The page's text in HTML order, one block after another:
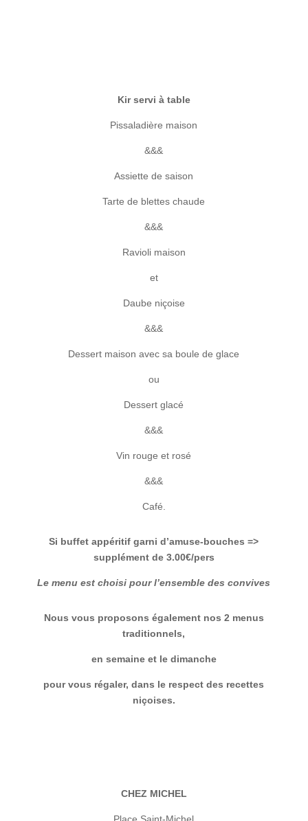
Kir servi à table
Pissaladière maison
&&&
Assiette de saison
Tarte de blettes chaude
&&&
Ravioli maison
et
Daube niçoise
&&&
Dessert maison avec sa boule de glace
ou
Dessert glacé
&&&
Vin rouge et rosé
&&&
Café.
Si buffet appéritif garni d’amuse-bouches =>
supplément de 3.00€/pers
Le menu est choisi pour l’ensemble des convives
Nous vous proposons également nos 2 menus
traditionnels,
en semaine et le dimanche
pour vous régaler, dans le respect des recettes
niçoises.
CHEZ MICHEL
Place Saint-Michel